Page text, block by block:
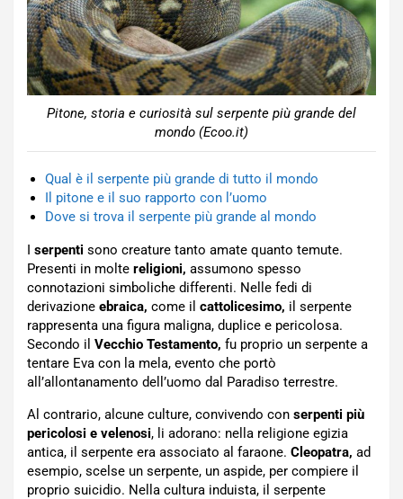
Pitone, storia e curiosità sul serpente più grande del
mondo (Ecoo.it)
Qual è il serpente più grande di tutto il mondo
Il pitone e il suo rapporto con l’uomo
Dove si trova il serpente più grande al mondo
I serpenti sono creature tanto amate quanto temute.
Presenti in molte religioni, assumono spesso
connotazioni simboliche differenti. Nelle fedi di
derivazione ebraica, come il cattolicesimo, il serpente
rappresenta una figura maligna, duplice e pericolosa.
Secondo il Vecchio Testamento, fu proprio un serpente a
tentare Eva con la mela, evento che portò
all’allontanamento dell’uomo dal Paradiso terrestre.
Al contrario, alcune culture, convivendo con serpenti più
pericolosi e velenosi, li adorano: nella religione egizia
antica, il serpente era associato al faraone. Cleopatra, ad
esempio, scelse un serpente, un aspide, per compiere il
proprio suicidio. Nella cultura induista, il serpente